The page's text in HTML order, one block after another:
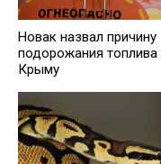
Новак назвал причину
подорожания топлива
Крыму